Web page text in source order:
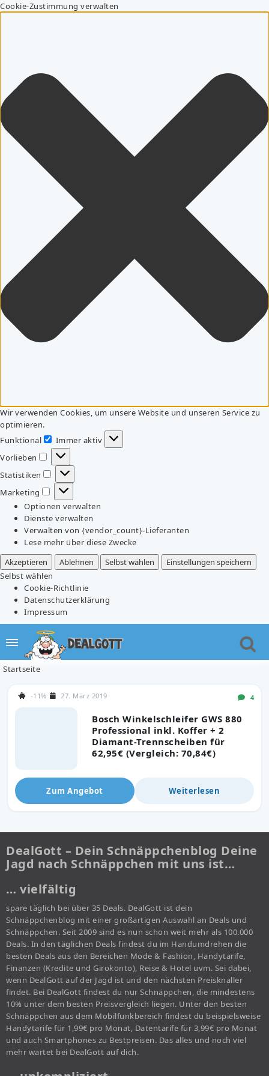
Cookie-Zustimmung verwalten
Wir verwenden Cookies, um unsere Website und unseren Service zu
optimieren.
Funktional
Funktional
Immer aktiv
Vorlieben
Vorlieben
Statistiken
Statistiken
Marketing
Marketing
Optionen verwalten
Dienste verwalten
Verwalten von {vendor_count}-Lieferanten
Lese mehr über diese Zwecke
Akzeptieren
Ablehnen Selbst wählen
Einstellungen speichern
Selbst wählen
Cookie-Richtlinie
Datenschutzerklärung
Impressum
Startseite
Bosch Winkelschleifer GWS 880
Professional inkl. Koffer + 2
Diamant-Trennscheiben für
62,95€ (Vergleich: 70,84€)
-11% 27. März 2019 4
Zum Angebot Weiterlesen
DealGott – Dein Schnäppchenblog Deine
Jagd nach Schnäppchen mit uns ist…
… vielfältig
spare täglich bei über 35 Deals. DealGott ist dein
Schnäppchenblog mit einer großartigen Auswahl an Deals und
Schnäppchen. Seit 2009 sind es nun schon weit mehr als 100.000
Deals. In den täglichen Deals findest du im Handumdrehen die
besten Deals aus den Bereichen Mode & Fashion, Handytarife,
Finanzen (Kredite und Girokonto), Reise & Hotel uvm. Sei dabei,
wenn DealGott auf der Jagd ist und den nächsten Preisknaller
findet. Bei DealGott findest du nur Schnäppchen, die mindestens
10% unter dem besten Preisvergleich liegen. Unter den besten
Schnäppchen aus dem Mobilfunkbereich findest du beispielsweise
Handytarife für 1,99€ pro Monat, Datentarife für 3,99€ pro Monat
und auch Smartphones zu Bestpreisen. Das alles und noch viel
mehr wartet bei DealGott auf dich.